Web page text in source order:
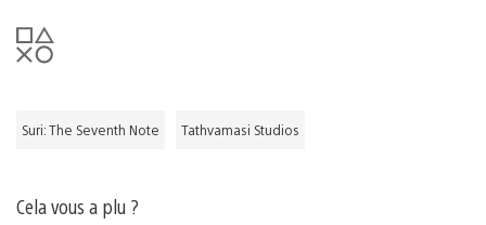
Suri: The Seventh Note Tathvamasi Studios
Cela vous a plu ?